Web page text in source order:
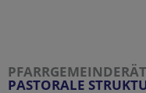
PASTORALE